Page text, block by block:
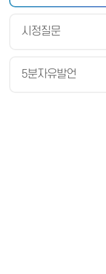
시정질문
5분자유발언